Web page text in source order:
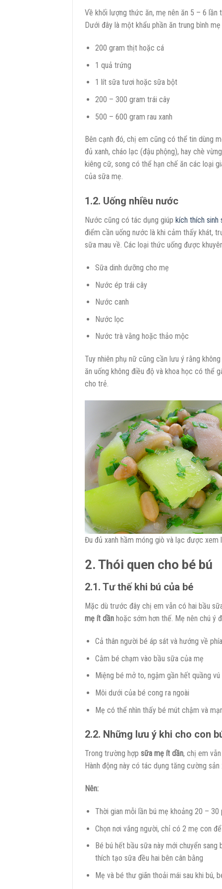
Về khối lượng thức ăn, mẹ nên ăn 5 – 6
Dưới đây là một khẩu phần ăn trung bình
200 gram thịt hoặc cá
1 quả trứng
1 lít sữa tươi hoặc sữa bột
200 – 300 gram trái cây
500 – 600 gram rau xanh
Bên cạnh đó, chị em cũng có thể tin dùng
đủ xanh, cháo lạc (đậu phộng), hay chè
kiêng cữ, song có thể hạn chế ăn các loại
của sữa mẹ.
1.2. Uống nhiều nước
Nước cũng có tác dụng giúp kích thích sinh
điểm cần uống nước là khi cảm thấy khát,
sữa mau về. Các loại thức uống được
Sữa dinh dưỡng cho mẹ
Nước ép trái cây
Nước canh
Nước lọc
Nước trà vằng hoặc thảo mộc
Tuy nhiên phụ nữ cũng cần lưu ý rằng
ăn uống không điều độ và khoa học có thể
cho trẻ.
Đu đủ xanh hầm móng giò và lạc được xem
2. Thói quen cho bé bú
2.1. Tư thế khi bú của bé
Mặc dù trước đây chị em vẫn có hai bầu
mẹ ít dần hoặc sớm hơn thế. Mẹ nên chú
Cả thân người bé áp sát và hướng về
Cằm bé chạm vào bầu sữa của mẹ
Miệng bé mở to, ngậm gần hết quầng
Môi dưới của bé cong ra ngoài
Mẹ có thể nhìn thấy bé mút chậm và
2.2. Những lưu ý khi cho con
Trong trường hợp sữa mẹ ít dần, chị em
Hành động này có tác dụng tăng cường
Nên:
Thời gian mỗi lần bú mẹ khoảng 20 –
Chọn nơi vắng người, chỉ có 2 mẹ con
Bé bú hết bầu sữa này mới chuyển
thích tạo sữa đều hai bên cân bằng
Mẹ và bé thư giãn thoải mái sau khi bú,